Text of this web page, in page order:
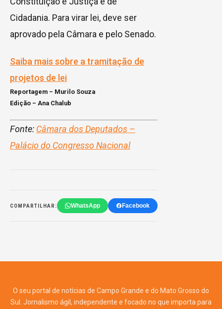
Cidadania. Para virar lei, deve ser
aprovado pela Câmara e pelo Senado.
Saiba mais sobre a tramitação de
projetos de lei
Reportagem – Murilo Souza
Edição – Ana Chalub
Fonte: Câmara dos Deputados –
Palácio do Congresso Nacional
COMPARTILHAR: WhatsApp Facebook
O seu portal de notícias de Campo Grande e do Mato Grosso do
Sul. Jornalismo ágil, independente e focado no que importa para